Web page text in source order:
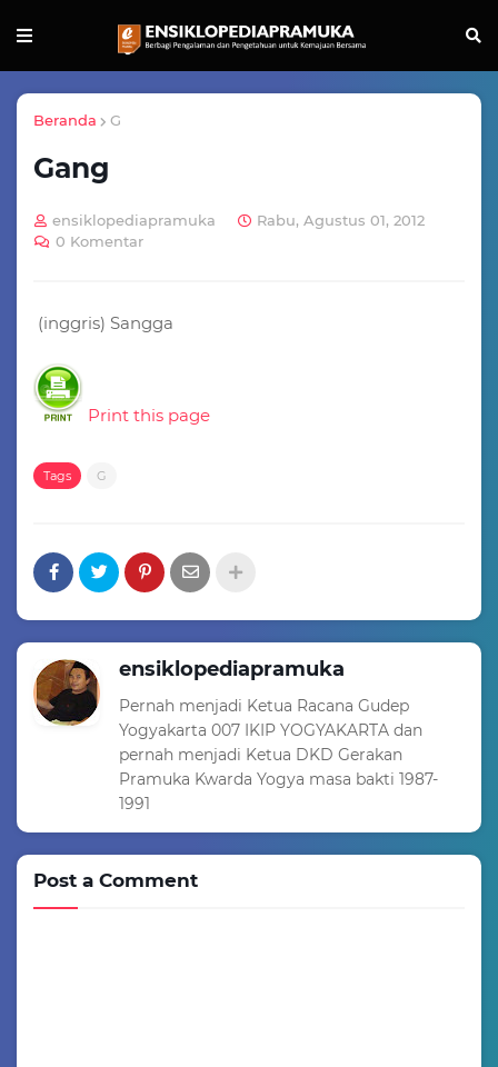
Beranda G
Gang
ensiklopediapramuka
Rabu, Agustus 01, 2012
0 Komentar
(inggris) Sangga
Print this page
Tags G
ensiklopediapramuka
Pernah menjadi Ketua Racana Gudep
Yogyakarta 007 IKIP YOGYAKARTA dan
pernah menjadi Ketua DKD Gerakan
Pramuka Kwarda Yogya masa bakti 1987-
1991
Post a Comment